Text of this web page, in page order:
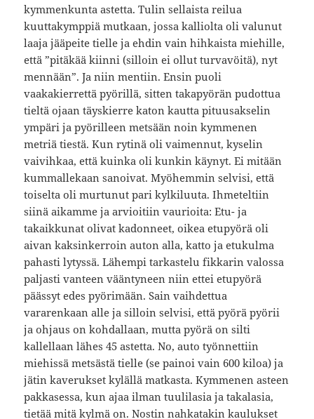
kymmenkunta astetta. Tulin sellaista reilua
kuuttakymppiä mutkaan, jossa kalliolta oli valunut
laaja jääpeite tielle ja ehdin vain hihkaista miehille,
että ”pitäkää kiinni (silloin ei ollut turvavöitä), nyt
mennään”. Ja niin mentiin. Ensin puoli
vaakakierrettä pyörillä, sitten takapyörän pudottua
tieltä ojaan täyskierre katon kautta pituusakselin
ympäri ja pyörilleen metsään noin kymmenen
metriä tiestä. Kun rytinä oli vaimennut, kyselin
vaivihkaa, että kuinka oli kunkin käynyt. Ei mitään
kummallekaan sanoivat. Myöhemmin selvisi, että
toiselta oli murtunut pari kylkiluuta. Ihmeteltiin
siinä aikamme ja arvioitiin vaurioita: Etu- ja
takaikkunat olivat kadonneet, oikea etupyörä oli
aivan kaksinkerroin auton alla, katto ja etukulma
pahasti lytyssä. Lähempi tarkastelu fikkarin valossa
paljasti vanteen vääntyneen niin ettei etupyörä
päässyt edes pyörimään. Sain vaihdettua
vararenkaan alle ja silloin selvisi, että pyörä pyörii
ja ohjaus on kohdallaan, mutta pyörä on silti
kallellaan lähes 45 astetta. No, auto työnnettiin
miehissä metsästä tielle (se painoi vain 600 kiloa) ja
jätin kaverukset kylällä matkasta. Kymmenen asteen
pakkasessa, kun ajaa ilman tuulilasia ja takalasia,
tietää mitä kylmä on. Nostin nahkatakin kaulukset